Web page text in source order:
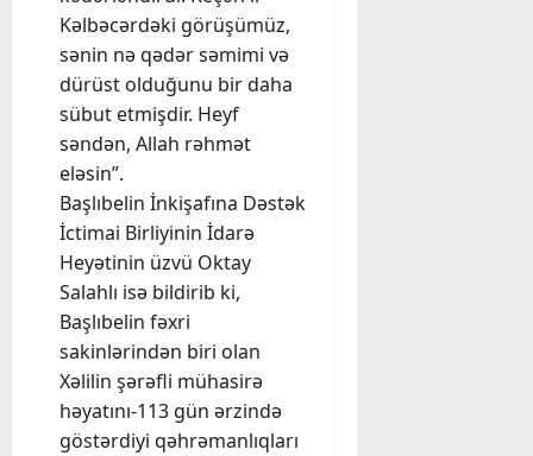
Kəlbəcərdəki görüşümüz,
sənin nə qədər səmimi və
dürüst olduğunu bir daha
sübut etmişdir. Heyf
səndən, Allah rəhmət
eləsin”.
Başlıbelin İnkişafına Dəstək
İctimai Birliyinin İdarə
Heyətinin üzvü Oktay
Salahlı isə bildirib ki,
Başlıbelin fəxri
sakinlərindən biri olan
Xəlilin şərəfli mühasirə
həyatını-113 gün ərzində
göstərdiyi qəhrəmanlıqları